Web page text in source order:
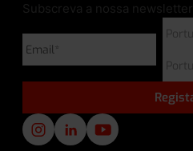
Subscreva a nossa newsletter